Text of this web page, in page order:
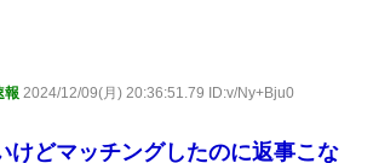
報 2024/12/09(月) 20:36:51.79 ID:v/Ny+Bju0
けどマッチングしたのに返事こな